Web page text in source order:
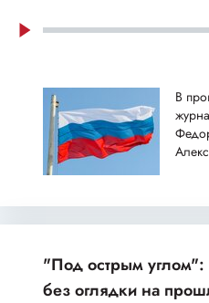
В
"Под острым
без оглядки на